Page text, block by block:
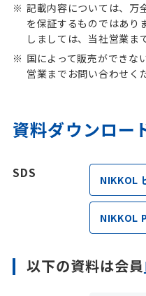
記載内容については、万
を保証するものではあり
しましては、当社営業ま
国によって販売ができな
営業までお問い合わせく
資料ダウンロー
SDS NIKKOL
NIKKOL
以下の資料は会員